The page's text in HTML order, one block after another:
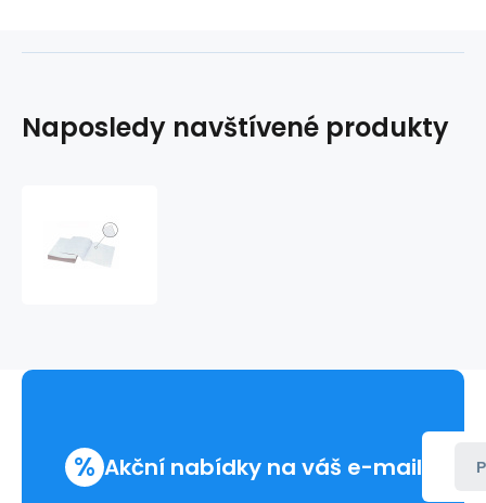
Naposledy navštívené produkty
% Akční nabídky na váš e-mail